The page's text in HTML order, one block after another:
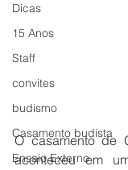
Dicas
15 Anos
Staff
convites
budismo
Casamento budista
Ensaio Externo
O casamento de
aconteceu em